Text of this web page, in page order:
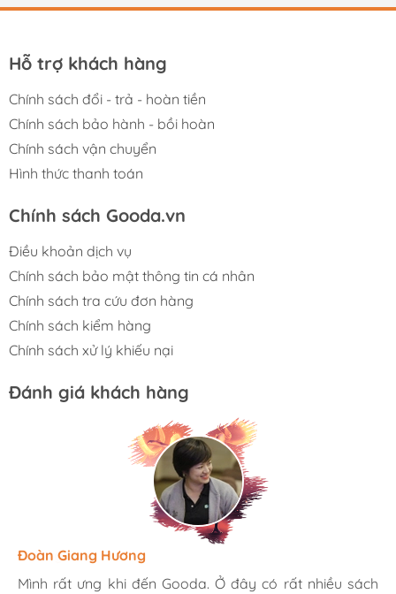
Hỗ trợ khách hàng
Chính sách đổi - trả - hoàn tiền
Chính sách bảo hành - bồi hoàn
Chính sách vận chuyển
Hình thức thanh toán
Chính sách Gooda.vn
Điều khoản dịch vụ
Chính sách bảo mật thông tin cá nhân
Chính sách tra cứu đơn hàng
Chính sách kiểm hàng
Chính sách xử lý khiếu nại
Đánh giá khách hàng
Hương Suri
Mình rất ưng khi đến Gooda. Ở đây có rất nhiều sách
Đoàn Giang Hương
Mình rất ưng khi đến Gooda. Ở đây có rất nhiều sách
Ngọc Anh
Mình rất ưng khi đến Gooda. Ở đây có rất nhiều sách